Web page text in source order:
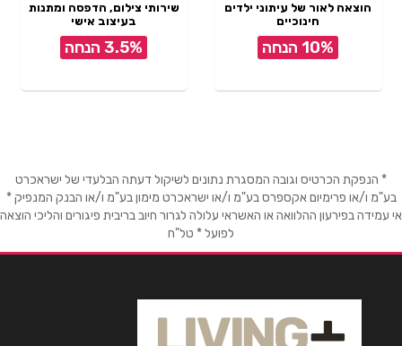
הוצאה לאור של עיתוני ילדים
חינוכיים
10% הנחה
שירותי צילום, הדפסה ומתנות
בעיצוב אישי
3.5% הנחה
* הנפקת הכרטיס וגובה המסגרת נתונים לשיקול דעתה הבלעדי של ישראכרט
בע"מ ו/או פרימיום אקספרס בע"מ ו/או ישראכרט מימון בע"מ ו/או הבנק המנפיק *
אי עמידה בפירעון ההלוואה או האשראי עלולה לגרור חיוב בריבית פיגורים והליכי הוצאה
לפועל * טל"ח